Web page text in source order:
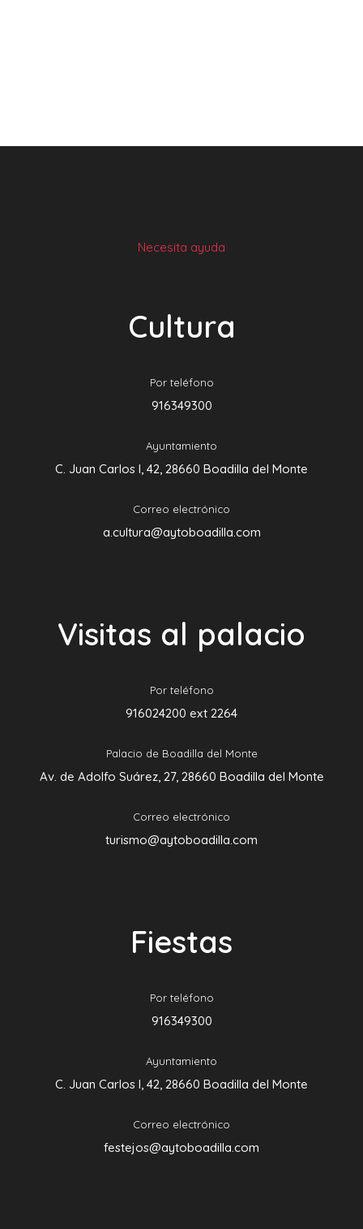
Necesita ayuda
Cultura
Por teléfono
916349300
Ayuntamiento
C. Juan Carlos I, 42, 28660 Boadilla del Monte
Correo electrónico
a.cultura@aytoboadilla.com
Visitas al palacio
Por teléfono
916024200 ext 2264
Palacio de Boadilla del Monte
Av. de Adolfo Suárez, 27, 28660 Boadilla del Monte
Correo electrónico
turismo@aytoboadilla.com
Fiestas
Por teléfono
916349300
Ayuntamiento
C. Juan Carlos I, 42, 28660 Boadilla del Monte
Correo electrónico
festejos@aytoboadilla.com